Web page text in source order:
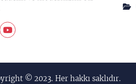
© 2023. Her hakkı saklıdır.